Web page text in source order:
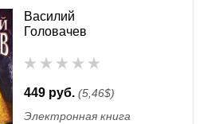
Василий
Головачев
449 руб. (5,46$)
Электронная книга